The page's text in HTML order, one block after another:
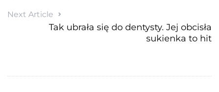
Next Article
Tak ubrała się do dentysty. Jej obcisła
sukienka to hit